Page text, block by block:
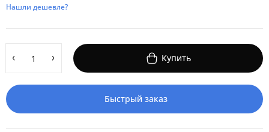
Нашли дешевле?
Купить
Быстрый заказ